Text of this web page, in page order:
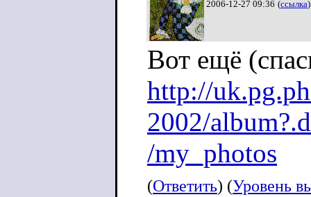
2006-12-27 09:36 (ссылка)
Вот ещё
http://
2002/
/my_photos
(Ответить) (Уровень